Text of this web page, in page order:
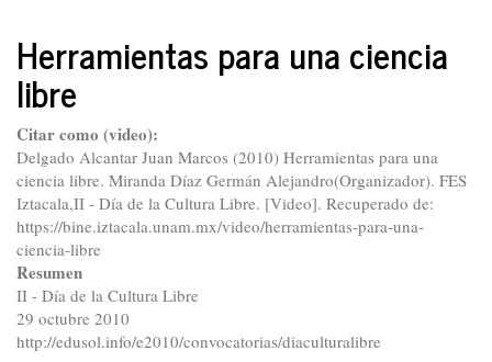
con
libre
la
brecha
digital
Herramientas para una ciencia
libre
Citar como (video):
Delgado Alcantar Juan Marcos (2010) Herramientas para una
ciencia libre. Miranda Díaz Germán Alejandro(Organizador). FES
Iztacala,II - Día de la Cultura Libre. [Video]. Recuperado de:
https://bine.iztacala.unam.mx/video/herramientas-para-una-
ciencia-libre
Resumen
II - Día de la Cultura Libre
29 octubre 2010
http://edusol.info/e2010/convocatorias/diaculturalibre